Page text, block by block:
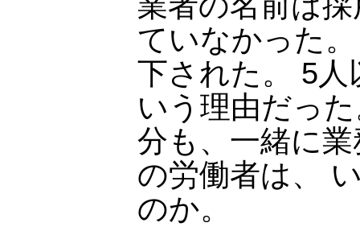
ていなかった
下された。 5
いう理由だっ
分も、一緒に
の労働者は、
のか。